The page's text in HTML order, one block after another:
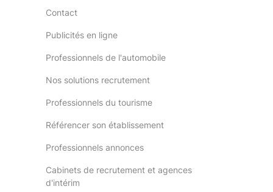
Contact
Publicités en ligne
Professionnels de l'automobile
Nos solutions recrutement
Professionnels du tourisme
Référencer son établissement
Professionnels annonces
Cabinets de recrutement et agences
d'intérim